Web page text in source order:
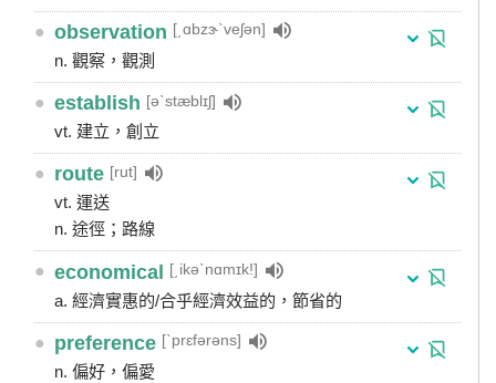
● observation [͵ɑbzɝˋveʃən]
n. 觀察，觀測
● establish [əˋstæblɪʃ]
vt. 建立，創立
● route [rut]
vt. 運送
n. 途徑；路線
● economical [͵ikəˋnɑmɪk!]
a. 經濟實惠的/合乎經濟效益的，節省的
● preference [ˋprɛfərəns]
n. 偏好，偏愛